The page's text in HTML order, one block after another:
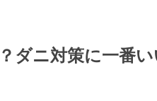
ダニ対策に一番い